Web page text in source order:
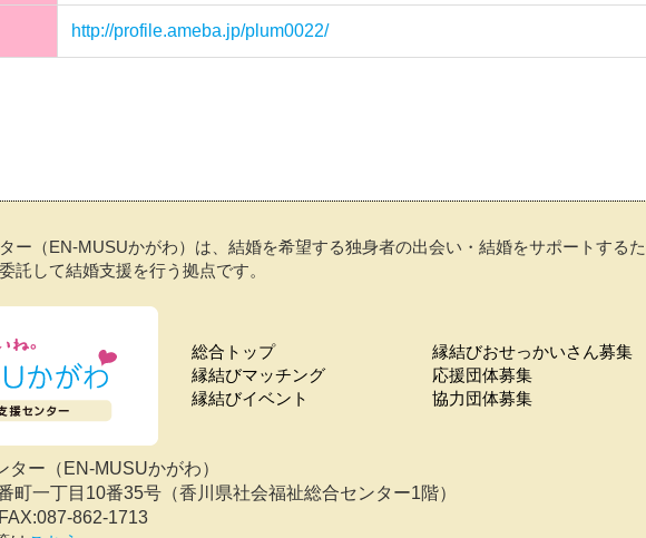
http://profile.ameba.jp/plum0022/
ー（EN-MUSUかがわ）は、結婚を希望する独身者の出会い・結婚をサポートする
託して結婚支援を行う拠点です。
総合トップ
縁結びマッチング
縁結びイベント
縁結びおせっかいさん募集
応援団体募集
協力団体募集
ー（EN-MUSUかがわ）
一丁目10番35号（香川県社会福祉総合センター1階）
862-1713